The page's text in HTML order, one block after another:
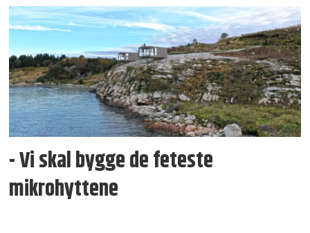
- Vi skal bygge de feteste
mikrohyttene